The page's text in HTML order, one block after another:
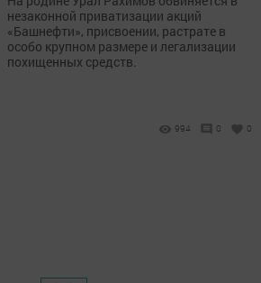
незаконной приватизации акций
«Башнефти», присвоении, растрате в
особо крупном размере и легализации
похищенных средств.
994 0 0